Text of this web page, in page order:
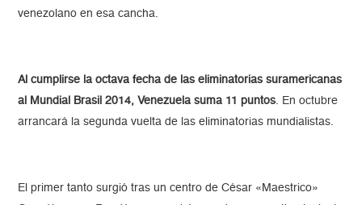
venezolano en esa cancha.
Al cumplirse la octava fecha de las eliminatorias suramericanas
al Mundial Brasil 2014, Venezuela suma 11 puntos. En octubre
arrancará la segunda vuelta de las eliminatorias mundialistas.
El primer tanto surgió tras un centro de César «Maestrico»